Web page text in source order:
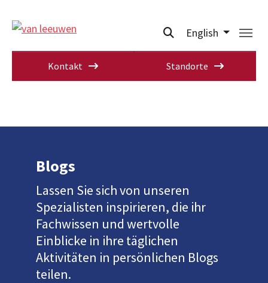
English
Kontakt Standorte
Blogs
Lassen Sie sich von unseren
Spezialisten inspirieren, die ihr
Fachwissen und wertvolle
Einblicke in ihre täglichen
Aktivitäten in persönlichen Blogs
teilen.